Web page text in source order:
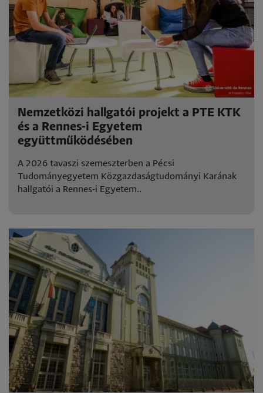
Nemzetközi hallgatói projekt a PTE KTK
és a Rennes-i Egyetem
együttműködésében
A 2026 tavaszi szemeszterben a Pécsi
Tudományegyetem Közgazdaságtudományi Karának
hallgatói a Rennes-i Egyetem..